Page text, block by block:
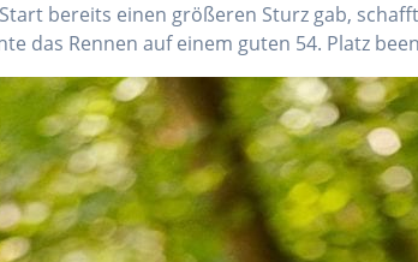
bereits einen größeren Sturz gab,
das Rennen auf einem guten 54. Platz